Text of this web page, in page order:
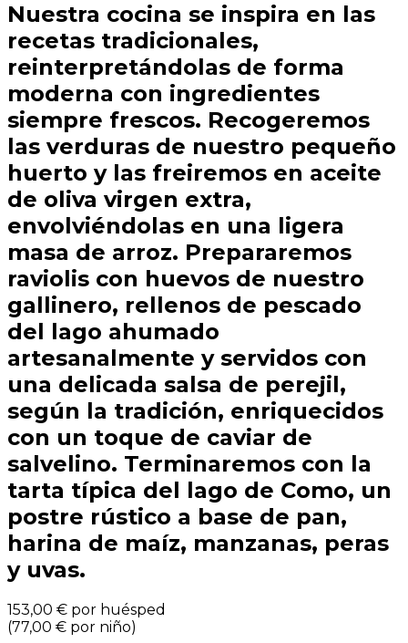
Nuestra cocina se inspira en las
recetas tradicionales,
reinterpretándolas de forma
moderna con ingredientes
siempre frescos. Recogeremos
las verduras de nuestro pequeño
huerto y las freiremos en aceite
de oliva virgen extra,
envolviéndolas en una ligera
masa de arroz. Prepararemos
raviolis con huevos de nuestro
gallinero, rellenos de pescado
del lago ahumado
artesanalmente y servidos con
una delicada salsa de perejil,
según la tradición, enriquecidos
con un toque de caviar de
salvelino. Terminaremos con la
tarta típica del lago de Como, un
postre rústico a base de pan,
harina de maíz, manzanas, peras
y uvas.
153,00 € por huésped
(77,00 € por niño)